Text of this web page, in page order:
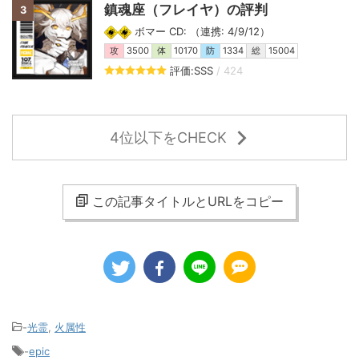
3 鎮魂座（フレイヤ）の評判
ボマー CD: （連携: 4/9/12）
攻 3500 体 10170 防 1334 総 15004
評価:SSS / 424
4位以下をCHECK
この記事タイトルとURLをコピー
-光霊 火属性
-epic